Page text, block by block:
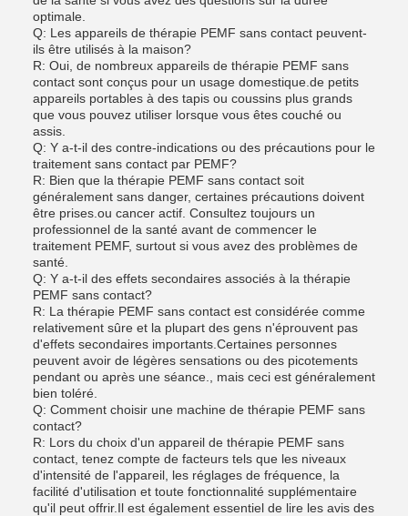
optimale.
Q: Les appareils de thérapie PEMF sans contact peuvent-
ils être utilisés à la maison?
R: Oui, de nombreux appareils de thérapie PEMF sans
contact sont conçus pour un usage domestique.de petits
appareils portables à des tapis ou coussins plus grands
que vous pouvez utiliser lorsque vous êtes couché ou
assis.
Q: Y a-t-il des contre-indications ou des précautions pour le
traitement sans contact par PEMF?
R: Bien que la thérapie PEMF sans contact soit
généralement sans danger, certaines précautions doivent
être prises.ou cancer actif. Consultez toujours un
professionnel de la santé avant de commencer le
traitement PEMF, surtout si vous avez des problèmes de
santé.
Q: Y a-t-il des effets secondaires associés à la thérapie
PEMF sans contact?
R: La thérapie PEMF sans contact est considérée comme
relativement sûre et la plupart des gens n'éprouvent pas
d'effets secondaires importants.Certaines personnes
peuvent avoir de légères sensations ou des picotements
pendant ou après une séance., mais ceci est généralement
bien toléré.
Q: Comment choisir une machine de thérapie PEMF sans
contact?
R: Lors du choix d'un appareil de thérapie PEMF sans
contact, tenez compte de facteurs tels que les niveaux
d'intensité de l'appareil, les réglages de fréquence, la
facilité d'utilisation et toute fonctionnalité supplémentaire
qu'il peut offrir.Il est également essentiel de lire les avis des